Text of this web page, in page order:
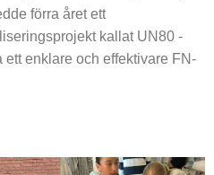
förra året ett
kallat UN80 -
enklare och effektivare FN-